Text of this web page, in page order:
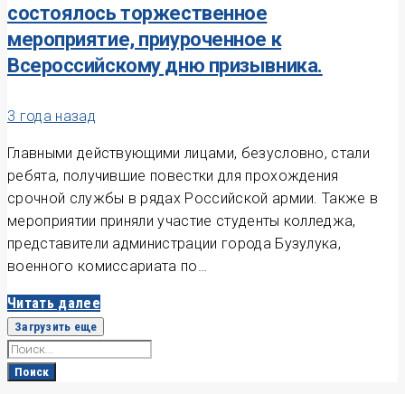
состоялось торжественное
мероприятие, приуроченное к
Всероссийскому дню призывника.
3 года назад
Главными действующими лицами, безусловно, стали
ребята, получившие повестки для прохождения
срочной службы в рядах Российской армии. Также в
мероприятии приняли участие студенты колледжа,
представители администрации города Бузулука,
военного комиссариата по…
Читать далее
Загрузить еще
Search
for:
Поиск